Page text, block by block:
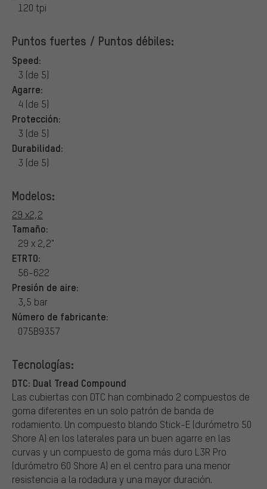
120 tpi
Puntos fuertes / Puntos débiles:
Speed:
3 (de 5)
Agarre:
4 (de 5)
Protección:
3 (de 5)
Durabilidad:
3 (de 5)
Modelos:
29 x2,2
Tamaño:
29 x 2,2"
ETRTO:
56-622
Presión de aire:
3,5 bar
Número de fabricante:
075B9357
Tecnologías:
DTC: Dual Tread Compound
Las cubiertas con DTC han combinado 2 compuestos de
goma diferentes en un solo patrón de banda de
rodamiento. Un compuesto blando Stick-E (durómetro 50
Shore A) en los laterales para un buen agarre en las
curvas y un compuesto de goma más duro L3R Pro
(durómetro 60 Shore A) en el centro para una menor
resistencia a la rodadura y una mayor duración.